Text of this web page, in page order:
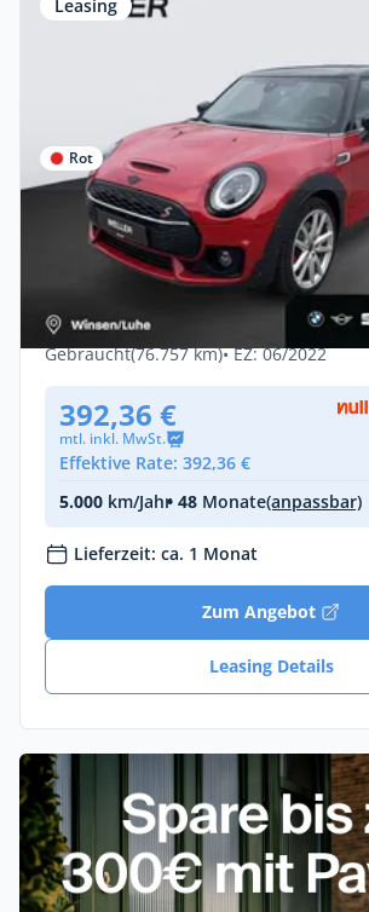
Leasing
Rot
Privat & Gewerbe
MINI JCW-Trim
Sportpaket Klima
Diesel •Automatik •
190 PS (140 kW)
Gebraucht(76.757 km)• EZ: 06/2022
392,36 €
mtl. inkl. MwSt.
Effektive Rate: 392,36 €
5.000 km/Jahr• 48 Monate(anpassbar)
Lieferzeit: ca. 1 Monat
Zum Angebot
Leasing Details